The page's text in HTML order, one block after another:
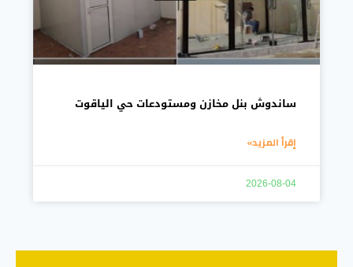
ساندوش بنل مخازن ومستودعات حي الياقوت
إقرأ المزيد»
2026-08-04